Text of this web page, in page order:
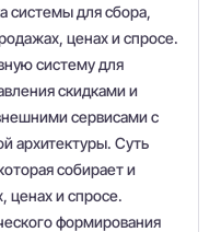
системы для сбора,
ценах и спросе.
систему для
скидками и
сервисами с
архитектуры. Суть
собирает и
ценах и спросе.
формирования